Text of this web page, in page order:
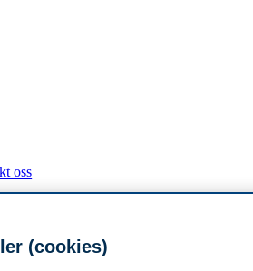
oss
(cookies)